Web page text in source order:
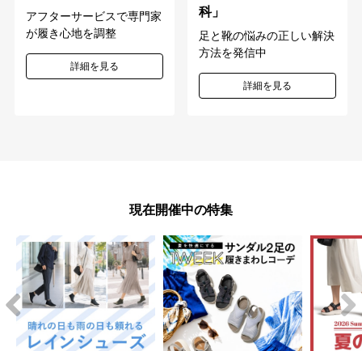
アフターサービスで専門家
が履き心地を調整
詳細を見る
科」
足と靴の悩みの正しい解決
方法を発信中
詳細を見る
現在開催中の特集